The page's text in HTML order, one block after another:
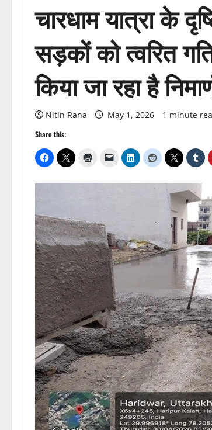
चारधाम यात्रा के
सड़कों को त्वरित
किया जा रहा है
Nitin Rana May 1, 2026 1 minute
Share this: